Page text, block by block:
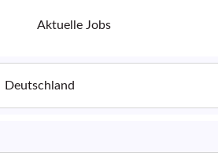
Aktuelle Jobs